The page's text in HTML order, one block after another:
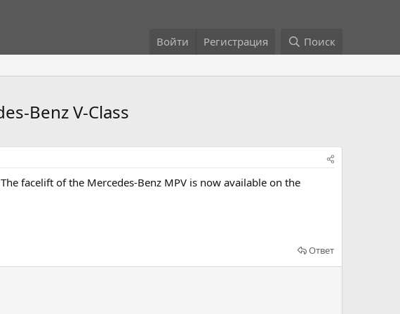
Войти Регистрация Поиск
Benz V-Class
facelift of the Mercedes-Benz MPV is now available on the
Ответ